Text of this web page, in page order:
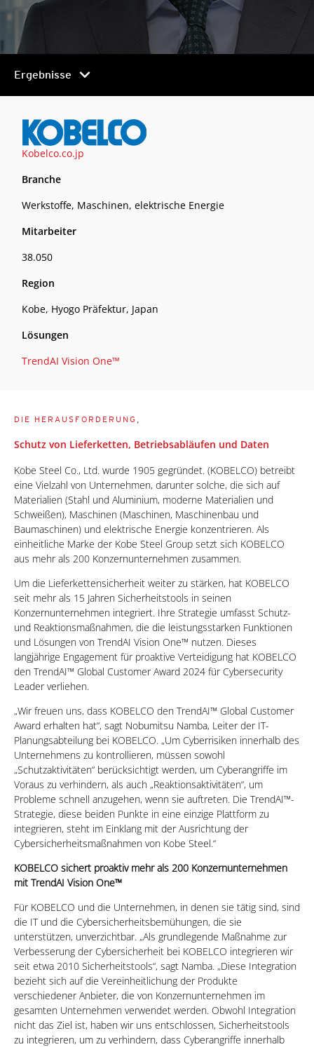
Ergebnisse chevron_right
Kobelco.co.jp
Branche
Werkstoffe, Maschinen, elektrische Energie
Mitarbeiter
38.050
Region
Kobe, Hyogo Präfektur, Japan
Lösungen
TrendAI Vision One™
DIE HERAUSFORDERUNG,
Schutz von Lieferketten, Betriebsabläufen und Daten
Kobe Steel Co., Ltd. wurde 1905 gegründet. (KOBELCO) betreibt
eine Vielzahl von Unternehmen, darunter solche, die sich auf
Materialien (Stahl und Aluminium, moderne Materialien und
Schweißen), Maschinen (Maschinen, Maschinenbau und
Baumaschinen) und elektrische Energie konzentrieren. Als
einheitliche Marke der Kobe Steel Group setzt sich KOBELCO
aus mehr als 200 Konzernunternehmen zusammen.
Um die Lieferkettensicherheit weiter zu stärken, hat KOBELCO
seit mehr als 15 Jahren Sicherheitstools in seinen
Konzernunternehmen integriert. Ihre Strategie umfasst Schutz-
und Reaktionsmaßnahmen, die die leistungsstarken Funktionen
und Lösungen von TrendAI Vision One™ nutzen. Dieses
langjährige Engagement für proaktive Verteidigung hat KOBELCO
den TrendAI™ Global Customer Award 2024 für Cybersecurity
Leader verliehen.
„Wir freuen uns, dass KOBELCO den TrendAI™ Global Customer
Award erhalten hat“, sagt Nobumitsu Namba, Leiter der IT-
Planungsabteilung bei KOBELCO. „Um Cyberrisiken innerhalb des
Unternehmens zu kontrollieren, müssen sowohl
„Schutzaktivitäten“ berücksichtigt werden, um Cyberangriffe im
Voraus zu verhindern, als auch „Reaktionsaktivitäten“, um
Probleme schnell anzugehen, wenn sie auftreten. Die TrendAI™-
Strategie, diese beiden Punkte in eine einzige Plattform zu
integrieren, steht im Einklang mit der Ausrichtung der
Cybersicherheitsmaßnahmen von Kobe Steel.“
KOBELCO sichert proaktiv mehr als 200 Konzernunternehmen
mit TrendAI Vision One™
Für KOBELCO und die Unternehmen, in denen sie tätig sind, sind
die IT und die Cybersicherheitsbemühungen, die sie
unterstützen, unverzichtbar. „Als grundlegende Maßnahme zur
Verbesserung der Cybersicherheit bei KOBELCO integrieren wir
seit etwa 2010 Sicherheitstools“, sagt Namba. „Diese Integration
bezieht sich auf die Vereinheitlichung der Produkte
verschiedener Anbieter, die von Konzernunternehmen im
gesamten Unternehmen verwendet werden. Obwohl Integration
nicht das Ziel ist, haben wir uns entschlossen, Sicherheitstools
zu integrieren, um zu verhindern, dass Cyberangriffe innerhalb